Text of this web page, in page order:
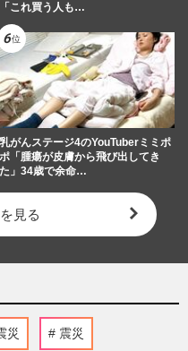
「これ買う人も…
乳がんステージ4のYouTuberミミポ
ポ「腫瘍が皮膚から飛び出してき
た」34歳で余命…
見る
災 震災